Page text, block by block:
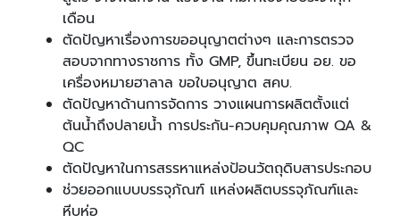
เดือน
ตัดปัญหาเรื่องการขออนุญาตต่างๆ และการตรวจ
สอบจากทางราชการ ทั้ง GMP, ขึ้นทะเบียน อย. ขอ
เครื่องหมายฮาลาล ขอใบอนุญาต สคบ.
ตัดปัญหาด้านการจัดการ วางแผนการผลิตตั้งแต่
ต้นน้ำถึงปลายน้ำ การประกัน-ควบคุมคุณภาพ QA &
QC
ตัดปัญหาในการสรรหาแหล่งป้อนวัตถุดิบสารประกอบ
ช่วยออกแบบบรรจุภัณฑ์ แหล่งผลิตบรรจุภัณฑ์และ
หีบห่อ